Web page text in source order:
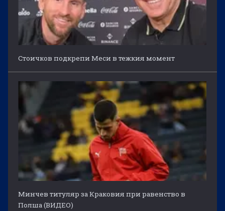
Стоичков подкрепи Меси в тежкия момент
Минчев титуляр за Краковия при равенство в
Полша (ВИДЕО)